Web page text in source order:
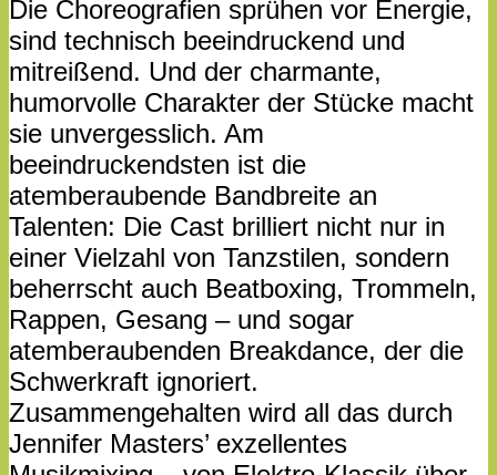
Die Choreografien sprühen vor Energie,
sind technisch beeindruckend und
mitreißend. Und der charmante,
humorvolle Charakter der Stücke macht
sie unvergesslich. Am
beeindruckendsten ist die
atemberaubende Bandbreite an
Talenten: Die Cast brilliert nicht nur in
einer Vielzahl von Tanzstilen, sondern
beherrscht auch Beatboxing, Trommeln,
Rappen, Gesang – und sogar
atemberaubenden Breakdance, der die
Schwerkraft ignoriert.
Zusammengehalten wird all das durch
Jennifer Masters’ exzellentes